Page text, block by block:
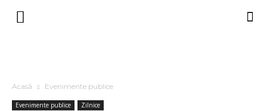
Acasă Evenimente publice
Evenimente publice Zilnice